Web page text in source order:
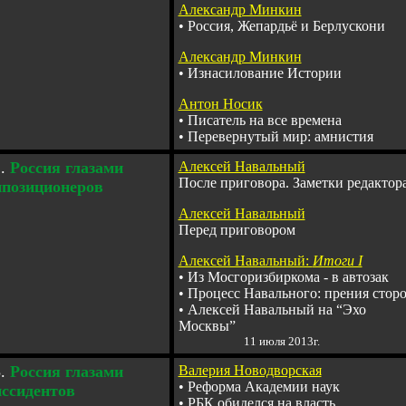
Александр Минкин
• Россия, Жепардьё и Берлускони
Александр Минкин
• Изнасилование Истории
Антон Носик
• Писатель на все времена
• Перевернутый мир: амнистия
Россия глазами
Алексей Навальный
После приговора. Заметки
Алексей Навальный
Перед приговором
Алексей Навальный: Итоги I
• Из Мосгоризбиркома - в автозак
• Процесс Навального: прения
• Алексей Навальный на “Эхо
Москвы”
11 июля 2013г.
Россия глазами
Валерия Новодворская
• Реформа Академии наук
• РБК обиделся на власть